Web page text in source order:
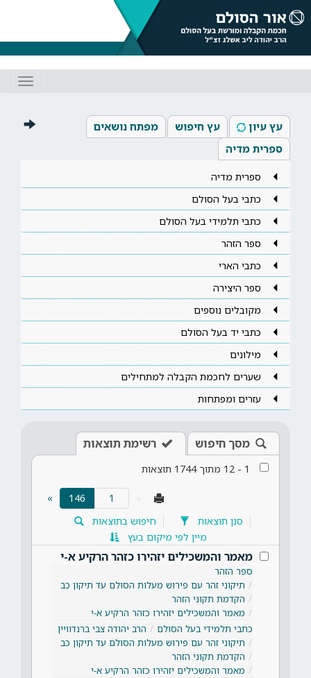
עץ עיון עץ חיפוש
מפתח נושאים
ספרית מדיה
ספרית מדיה
כתבי בעל הסולם
כתבי תלמידי בעל הסולם
ספר הזהר
כתבי הארי
ספר היצירה
מקובלים נוספים
כתבי יד בעל הסולם
מילונים
שערים לחכמת הקבלה למתחילים
עזרים ומפתחות
מסך חיפוש רשימת תוצאות
1
-
12 מתוך1744 תוצאות
146
»
סנן תוצאות
חיפוש בתוצאות
מיין לפי מיקום בעץ
מאמר והמשכילים יזהירו כזהר הרקיע א-י
ספר הזהר
תיקוני זהר עם פירוש מעלות הסולם עד תיקון כב
הקדמת תקוני הזהר
מאמר והמשכילים יזהירו כזהר הרקיע א-י
כתבי תלמידי בעל הסולם
הרב יהודה צבי ברנדוויין
תיקוני זהר עם פירוש מעלות הסולם עד תיקון כב
הקדמת תקוני הזהר
מאמר והמשכילים יזהירו כזהר הרקיע א-י